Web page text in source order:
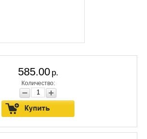
585.00 р.
Количество: